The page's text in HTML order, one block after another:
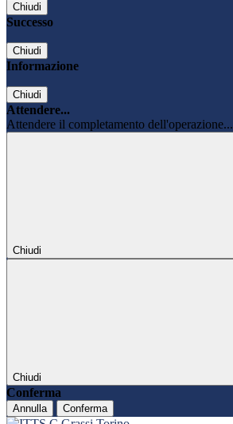
Chiudi
Successo
Chiudi
Informazione
Chiudi
Attendere...
Attendere il completamento dell'operazione...
Chiudi
Chiudi
Conferma
Annulla Conferma